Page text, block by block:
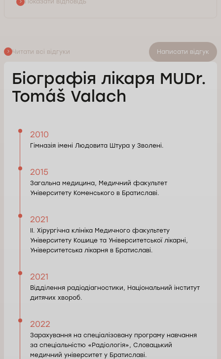
Показати відповідь
Читати всі відгуки Написати відгук
Біографія лікаря MUDr.
Tomáš Valach
2010
Гімназія імені Людовита Штура у Зволені.
2015
Загальна медицина, Медичний факультет
Університету Коменського в Братиславі.
2021
II. Хірургічна клініка Медичного факультету
Університету Кошице та Університетської лікарні,
Університетська лікарня в Братиславі.
2021
Відділення радіодіагностики, Національний інститут
дитячих хвороб.
2022
Зарахування на спеціалізовану програму навчання
за спеціальністю «Радіологія», Словацький
медичний університет у Братиславі.